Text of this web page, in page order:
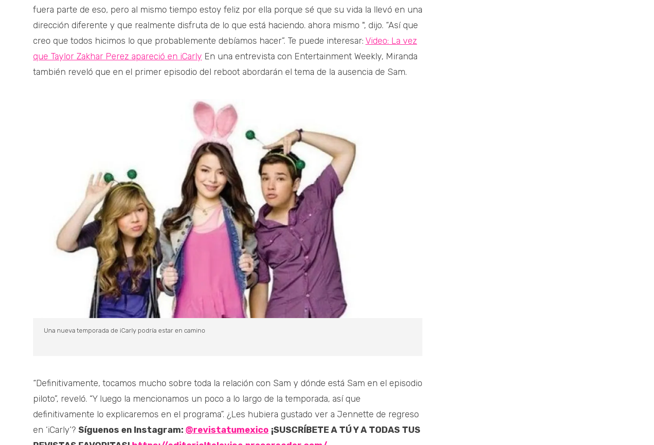
fuera parte de eso, pero al mismo tiempo estoy feliz por ella porque sé que su vida la llevó en una
dirección diferente y que realmente disfruta de lo que está haciendo. ahora mismo ", dijo. “Así que
creo que todos hicimos lo que probablemente debíamos hacer”. Te puede interesar: Video: La vez
que Taylor Zakhar Perez apareció en iCarly En una entrevista con Entertainment Weekly, Miranda
también reveló que en el primer episodio del reboot abordarán el tema de la ausencia de Sam.
Una nueva temporada de iCarly podría estar en camino
“Definitivamente, tocamos mucho sobre toda la relación con Sam y dónde está Sam en el episodio
piloto”, reveló. “Y luego la mencionamos un poco a lo largo de la temporada, así que
definitivamente lo explicaremos en el programa”. ¿Les hubiera gustado ver a Jennette de regreso
en ‘iCarly’? Síguenos en Instagram: @revistatumexico ¡SUSCRÍBETE A TÚ Y A TODAS TUS